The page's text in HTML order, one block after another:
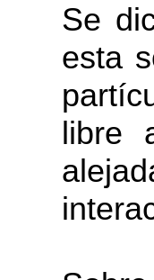
Se
esta
libre